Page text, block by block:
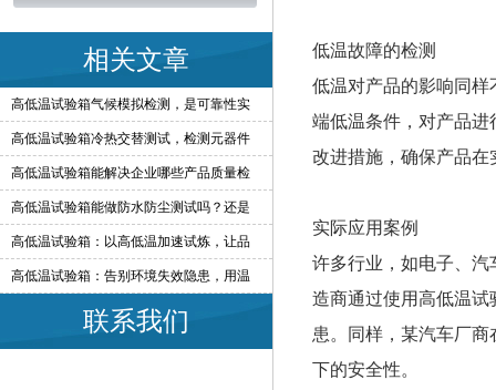
相关文章
高低温试验箱气候模拟检测，是可靠性实
高低温试验箱冷热交替测试，检测元器件
高低温试验箱能解决企业哪些产品质量检
高低温试验箱能做防水防尘测试吗？还是
高低温试验箱：以高低温加速试炼，让品
高低温试验箱：告别环境失效隐患，用温
联系我们
低温故障的检测
低温对产品的影响同
端低温条件，对产品
改进措施，确保产品
实际应用案例
许多行业，如电子、
造商通过使用高低温
患。同样，某汽车厂
下的安全性。